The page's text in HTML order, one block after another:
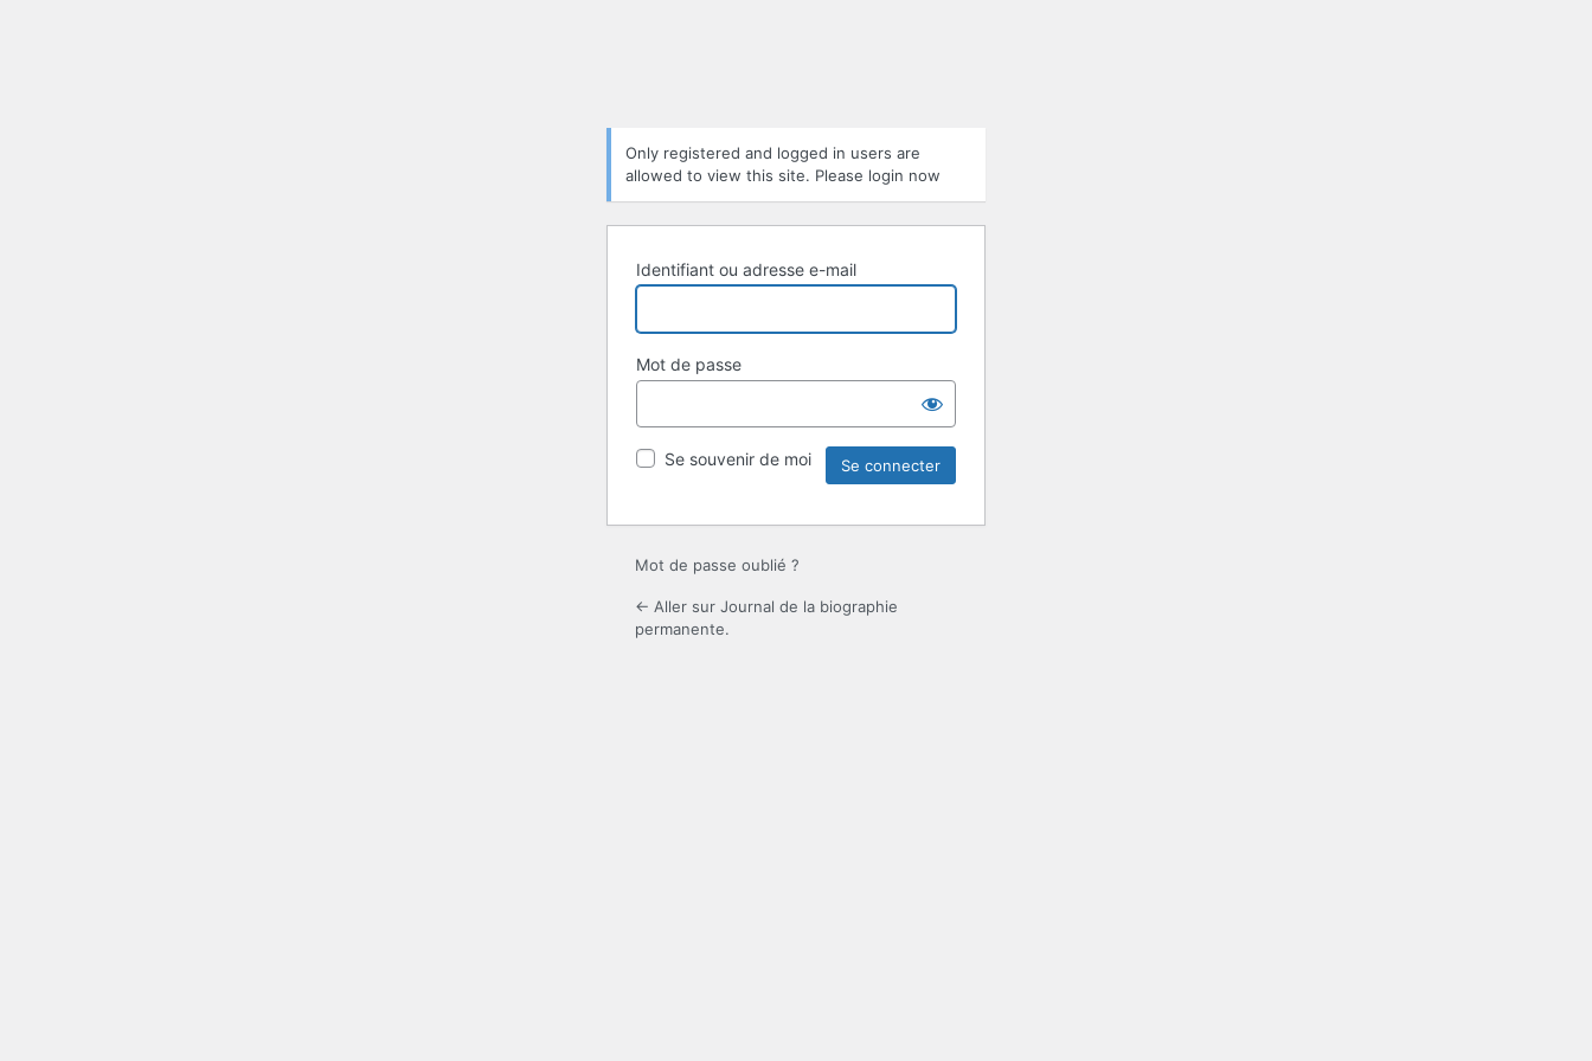
Only registered and logged in users are
allowed to view this site. Please login now
Identifiant ou adresse e-mail
Mot de passe
Se souvenir de moi
Mot de passe oublié ?
← Aller sur Journal de la biographie
permanente.